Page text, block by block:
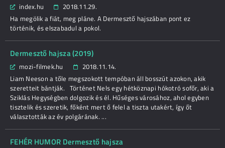
index.hu
2018.11.29.
Ha megölik a fiát, meg pláne. A Dermesztő hajszában pont ez
történik, és elszabadul a pokol.
Dermesztő hajsza (2019)
mozi-filmek.hu
2018.11.14.
Liam Neeson a tőle megszokott tempóban áll bosszút azokon, akik
szeretteit bántják. Történet Nels egy hétköznapi hókotró sofőr, aki a
Sziklás Hegységben dolgozik és él. Hűséges városához, ahol egyben
tisztelik és szeretik, főként mert ő felel a tiszta utakért, így őt
választották az év polgárának. ...
FEHÉR HUMOR Dermesztő hajsza